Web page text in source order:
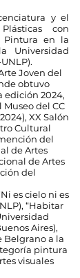
y el
con
Pintura en la
Universidad
Joven del
obtuvo
edición 2024,
Museo del CC
XX Salón
Cultural
del
de Artes
de Artes
del
es cielo ni es
“Habitar
Aires),
Belgrano a la
pintura
visuales